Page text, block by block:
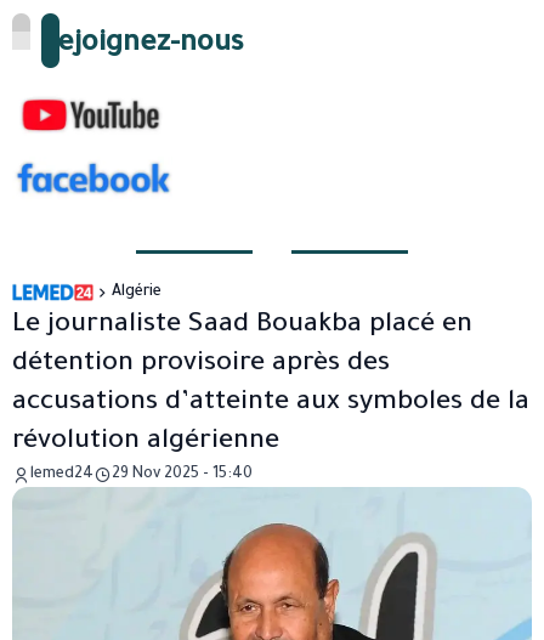
Rejoignez-nous
Algérie
Le journaliste Saad Bouakba placé en
détention provisoire après des
accusations d’atteinte aux symboles de la
révolution algérienne
lemed24 29 Nov 2025 - 15:40